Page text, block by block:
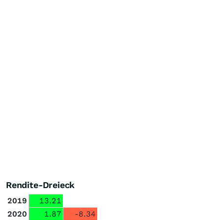
Rendite-Dreieck
2019
13.21
2020
1.87
-8.34